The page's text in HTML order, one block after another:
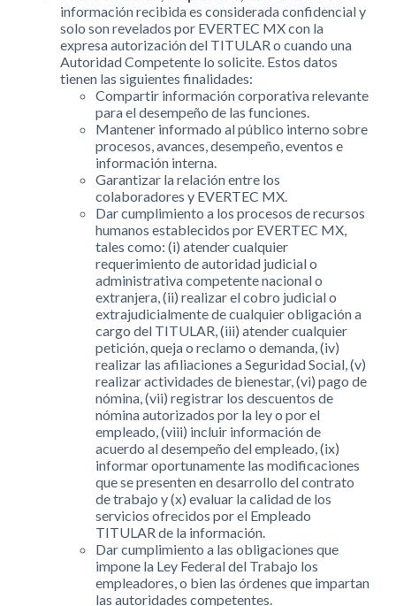
información recibida es considerada confidencial y
solo son revelados por EVERTEC MX con la
expresa autorización del TITULAR o cuando una
Autoridad Competente lo solicite. Estos datos
tienen las siguientes finalidades:
Compartir información corporativa relevante
para el desempeño de las funciones.
Mantener informado al público interno sobre
procesos, avances, desempeño, eventos e
información interna.
Garantizar la relación entre los
colaboradores y EVERTEC MX.
Dar cumplimiento a los procesos de recursos
humanos establecidos por EVERTEC MX,
tales como: (i) atender cualquier
requerimiento de autoridad judicial o
administrativa competente nacional o
extranjera, (ii) realizar el cobro judicial o
extrajudicialmente de cualquier obligación a
cargo del TITULAR, (iii) atender cualquier
petición, queja o reclamo o demanda, (iv)
realizar las afiliaciones a Seguridad Social, (v)
realizar actividades de bienestar, (vi) pago de
nómina, (vii) registrar los descuentos de
nómina autorizados por la ley o por el
empleado, (viii) incluir información de
acuerdo al desempeño del empleado, (ix)
informar oportunamente las modificaciones
que se presenten en desarrollo del contrato
de trabajo y (x) evaluar la calidad de los
servicios ofrecidos por el Empleado
TITULAR de la información.
Dar cumplimiento a las obligaciones que
impone la Ley Federal del Trabajo los
empleadores, o bien las órdenes que impartan
las autoridades competentes.